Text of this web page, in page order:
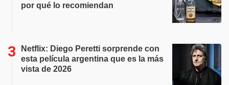
por qué lo recomiendan
Netflix: Diego Peretti sorprende con
esta película argentina que es la más
vista de 2026